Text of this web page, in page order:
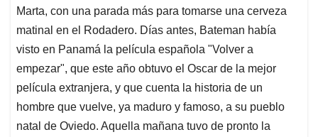
Marta, con una parada más para tomarse una cerveza
matinal en el Rodadero. Días antes, Bateman había
visto en Panamá la película española "Volver a
empezar", que este año obtuvo el Oscar de la mejor
película extranjera, y que cuenta la historia de un
hombre que vuelve, ya maduro y famoso, a su pueblo
natal de Oviedo. Aquella mañana tuvo de pronto la